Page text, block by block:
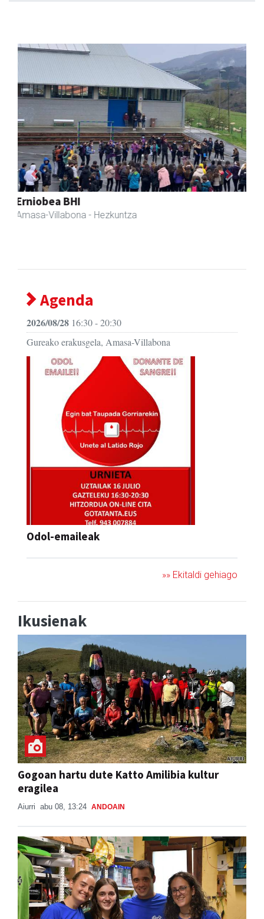
Eizmendi anaiak
Amasa-Villabona - Armategia
Previous Next
Agenda
2026/08/28 16:30 - 20:30
Gureako erakusgela, Amasa-Villabona
Odol-emaileak
»» Ekitaldi gehiago
Ikusienak
Gogoan hartu dute Katto Amilibia kultur
eragilea
Aiurri abu 08, 13:24 ANDOAIN